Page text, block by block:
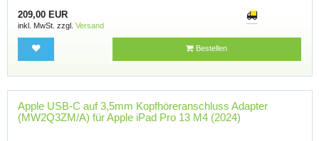
209,00 EUR
inkl. MwSt. zzgl. Versand
Bestellen
Apple USB-C auf 3,5mm Kopfhöreranschluss Adapter
(MW2Q3ZM/A) für Apple iPad Pro 13 M4 (2024)